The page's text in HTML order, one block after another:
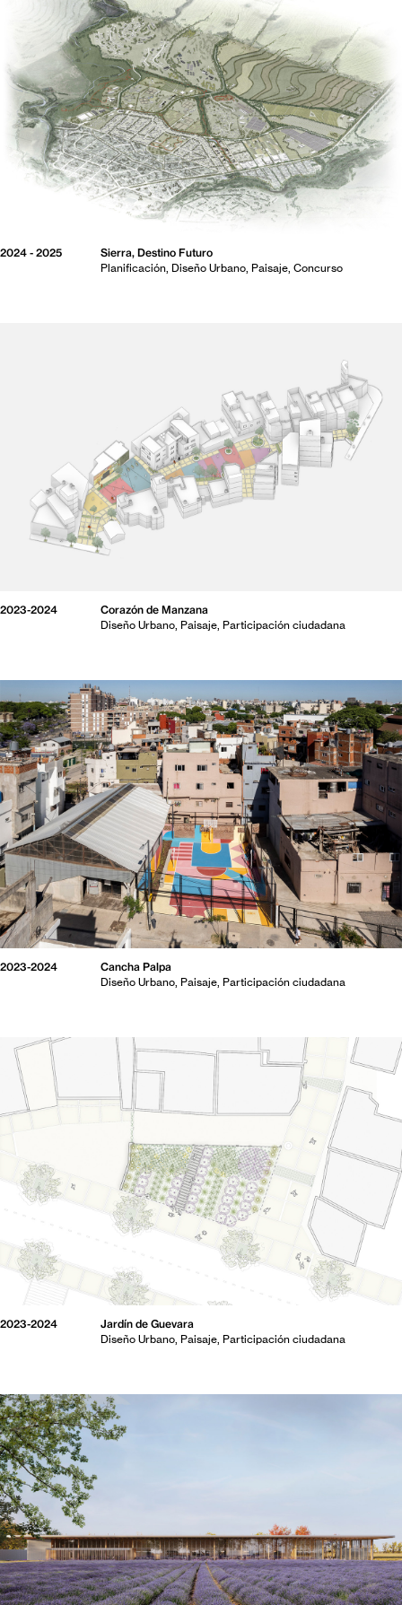
2024 - 2025
Sierra, Destino Futuro
Planificación Diseño Urbano Paisaje Concurso
2023-2024
Corazón de Manzana
Diseño Urbano Paisaje Participación ciudadana
2023-2024
Cancha Palpa
Diseño Urbano Paisaje Participación ciudadana
2023-2024
Jardín de Guevara
Diseño Urbano Paisaje Participación ciudadana